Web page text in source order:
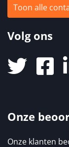
Toon alle
Volg ons
Onze
Onze klanten